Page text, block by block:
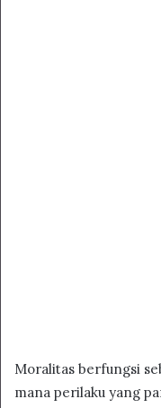
Moralitas berfungsi
mana perilaku yang